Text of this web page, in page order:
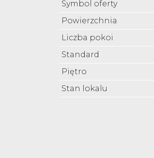
Symbol oferty
Powierzchnia
Liczba pokoi
Standard
Piętro
Stan lokalu